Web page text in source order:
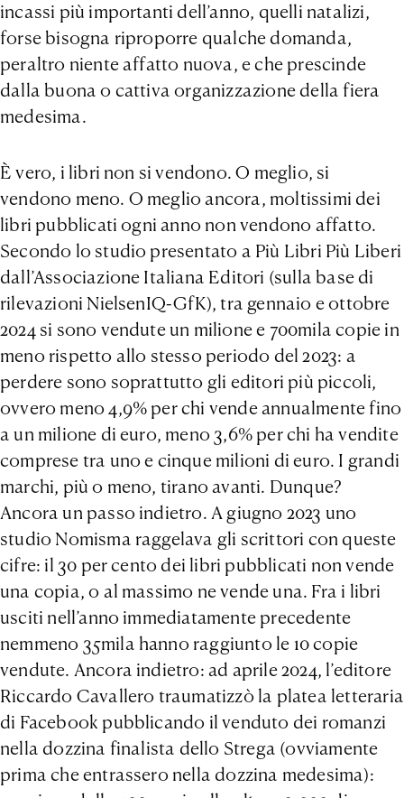
incassi più importanti dell’anno, quelli natalizi,
forse bisogna riproporre qualche domanda,
peraltro niente affatto nuova, e che prescinde
dalla buona o cattiva organizzazione della fiera
medesima.
È vero, i libri non si vendono. O meglio, si
vendono meno. O meglio ancora, moltissimi dei
libri pubblicati ogni anno non vendono affatto.
Secondo lo studio presentato a Più Libri Più Liberi
dall’Associazione Italiana Editori (sulla base di
rilevazioni NielsenIQ-GfK), tra gennaio e ottobre
2024 si sono vendute un milione e 700mila copie in
meno rispetto allo stesso periodo del 2023: a
perdere sono soprattutto gli editori più piccoli,
ovvero meno 4,9% per chi vende annualmente fino
a un milione di euro, meno 3,6% per chi ha vendite
comprese tra uno e cinque milioni di euro. I grandi
marchi, più o meno, tirano avanti. Dunque?
Ancora un passo indietro. A giugno 2023 uno
studio Nomisma raggelava gli scrittori con queste
cifre: il 30 per cento dei libri pubblicati non vende
una copia, o al massimo ne vende una. Fra i libri
usciti nell’anno immediatamente precedente
nemmeno 35mila hanno raggiunto le 10 copie
vendute. Ancora indietro: ad aprile 2024, l’editore
Riccardo Cavallero traumatizzò la platea letteraria
di Facebook pubblicando il venduto dei romanzi
nella dozzina finalista dello Strega (ovviamente
prima che entrassero nella dozzina medesima):